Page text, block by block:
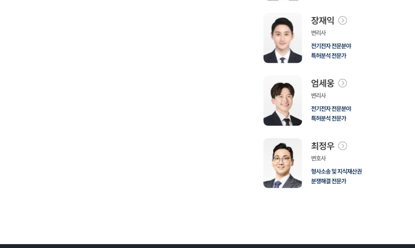
장재익
변리사
전기전자 전문분야
특허분석 전문가
엄세웅
변리사
전기전자 전문분야
특허분석 전문가
최정우
변호사
형사소송 및 지식재산권
분쟁해결 전문가